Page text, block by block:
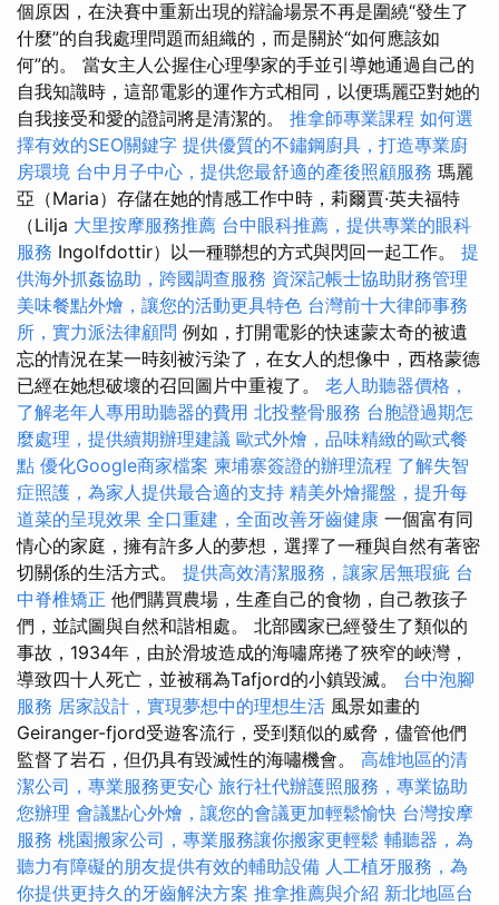
個原因，在決賽中重新出現的辯論場景不再是圍繞“發生了
什麼”的自我處理問題而組織的，而是關於“如何應該如
何”的。 當女主人公握住心理學家的手並引導她通過自己的
自我知識時，這部電影的運作方式相同，以便瑪麗亞對她的
自我接受和愛的證詞將是清潔的。 推拿師專業課程 如何選
擇有效的SEO關鍵字 提供優質的不鏽鋼廚具，打造專業廚
房環境 台中月子中心，提供您最舒適的產後照顧服務 瑪麗
亞（Maria）存儲在她的情感工作中時，莉爾賈·英夫福特
（Lilja 大里按摩服務推薦 台中眼科推薦，提供專業的眼科
服務 Ingolfdottir）以一種聯想的方式與閃回一起工作。 提
供海外抓姦協助，跨國調查服務 資深記帳士協助財務管理
美味餐點外燴，讓您的活動更具特色 台灣前十大律師事務
所，實力派法律顧問 例如，打開電影的快速蒙太奇的被遺
忘的情況在某一時刻被污染了，在女人的想像中，西格蒙德
已經在她想破壞的召回圖片中重複了。 老人助聽器價格，
了解老年人專用助聽器的費用 北投整骨服務 台胞證過期怎
麼處理，提供續期辦理建議 歐式外燴，品味精緻的歐式餐
點 優化Google商家檔案 柬埔寨簽證的辦理流程 了解失智
症照護，為家人提供最合適的支持 精美外燴擺盤，提升每
道菜的呈現效果 全口重建，全面改善牙齒健康 一個富有同
情心的家庭，擁有許多人的夢想，選擇了一種與自然有著密
切關係的生活方式。 提供高效清潔服務，讓家居無瑕疵 台
中脊椎矯正 他們購買農場，生產自己的食物，自己教孩子
們，並試圖與自然和諧相處。 北部國家已經發生了類似的
事故，1934年，由於滑坡造成的海嘯席捲了狹窄的峽灣，
導致四十人死亡，並被稱為Tafjord的小鎮毀滅。 台中泡腳
服務 居家設計，實現夢想中的理想生活 風景如畫的
Geiranger-fjord受遊客流行，受到類似的威脅，儘管他們
監督了岩石，但仍具有毀滅性的海嘯機會。 高雄地區的清
潔公司，專業服務更安心 旅行社代辦護照服務，專業協助
您辦理 會議點心外燴，讓您的會議更加輕鬆愉快 台灣按摩
服務 桃園搬家公司，專業服務讓你搬家更輕鬆 輔聽器，為
聽力有障礙的朋友提供有效的輔助設備 人工植牙服務，為
你提供更持久的牙齒解決方案 推拿推薦與介紹 新北地區台